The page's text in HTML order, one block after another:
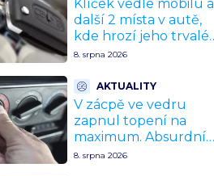
Klíček vedle mobilu a
další 2 místa v autě,
kde hrozí jeho trvalé
poškození a
8. srpna 2026
AKTUALITY
V zácpě ve vedru
zapnul topení na
maximum. Absurdní
trik zachrání motor
8. srpna 2026